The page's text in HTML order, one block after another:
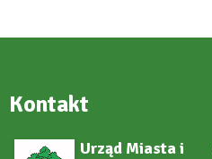
Kontakt
Urząd Miasta i